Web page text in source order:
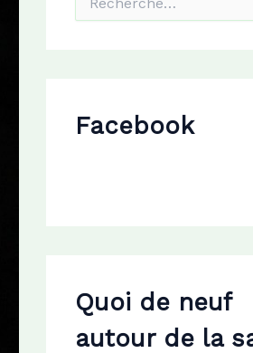
h
eFacebook
Quoi de neuf
autour de la